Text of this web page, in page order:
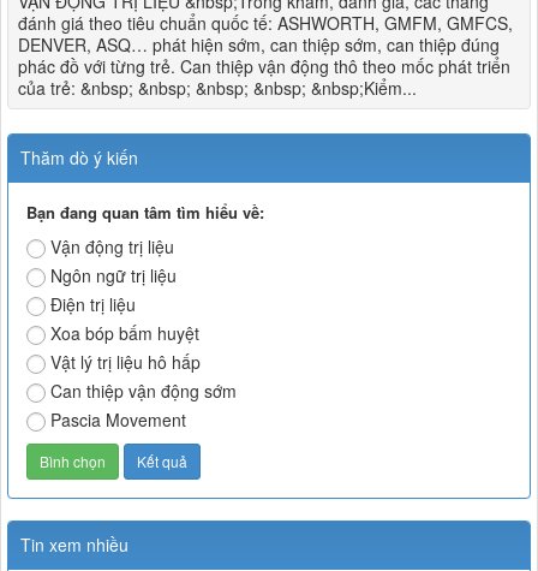
đánh giá theo tiêu chuẩn quốc tế: ASHWORTH, GMFM, GMFCS,
DENVER, ASQ… phát hiện sớm, can thiệp sớm, can thiệp đúng
phác đồ với từng trẻ. Can thiệp vận động thô theo mốc phát triển
của trẻ: &nbsp; &nbsp; &nbsp; &nbsp; &nbsp;Kiểm...
Thăm dò ý kiến
Bạn đang quan tâm tìm hiểu về:
Vận động trị liệu
Ngôn ngữ trị liệu
Điện trị liệu
Xoa bóp bấm huyệt
Vật lý trị liệu hô hấp
Can thiệp vận động sớm
Pascia Movement
Tin xem nhiều